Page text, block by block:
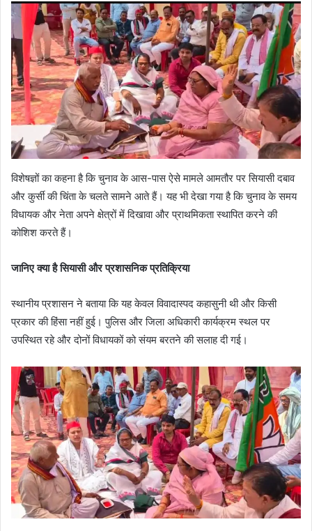
विशेषज्ञों का कहना है कि चुनाव के आस-पास ऐसे मामले आमतौर पर सियासी दबाव
और कुर्सी की चिंता के चलते सामने आते हैं। यह भी देखा गया है कि चुनाव के समय
विधायक और नेता अपने क्षेत्रों में दिखावा और प्राथमिकता स्थापित करने की
कोशिश करते हैं।
जानिए क्या है सियासी और प्रशासनिक प्रतिक्रिया
स्थानीय प्रशासन ने बताया कि यह केवल विवादास्पद कहासुनी थी और किसी
प्रकार की हिंसा नहीं हुई। पुलिस और जिला अधिकारी कार्यक्रम स्थल पर
उपस्थित रहे और दोनों विधायकों को संयम बरतने की सलाह दी गई।